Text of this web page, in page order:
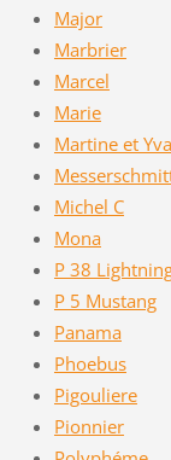
Major
Marbrier
Marcel
Marie
Martine et
Michel C
Mona
P 38
P 5 Mustang
Panama
Phoebus
Pigouliere
Pionnier